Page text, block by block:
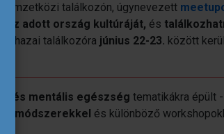
nemzetközi találkozón, úgynevezett
az adott ország kultúráját, és
hazai találkozóra június 22-23. között
és mentális egészség tematikákra épült -
módszerekkel és különböző